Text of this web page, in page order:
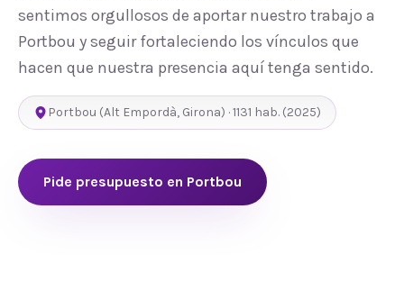
sentimos orgullosos de aportar nuestro trabajo a
Portbou y seguir fortaleciendo los vínculos que
hacen que nuestra presencia aquí tenga sentido.
Portbou (Alt Empordà, Girona) ·1131 hab. (2025)
Pide presupuesto en Portbou